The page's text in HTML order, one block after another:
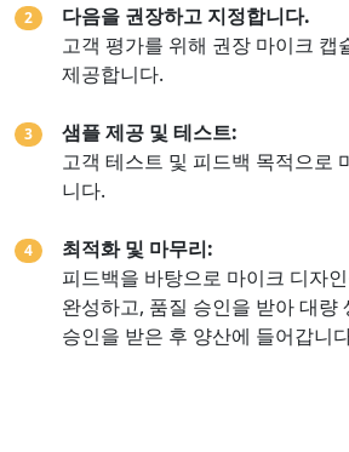
2
다음을 권장하고 지정합니다.
고객 평가를 위해 권장 마이크 캡
제공합니다.
3
샘플 제공 및 테스트:
고객 테스트 및 피드백 목적으로
니다.
4
최적화 및 마무리:
피드백을 바탕으로 마이크 디자
완성하고, 품질 승인을 받아 대량
승인을 받은 후 양산에 들어갑니